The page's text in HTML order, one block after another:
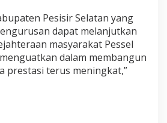
h
k
a
Pesisir Selatan yang
dapat melanjutkan
masyarakat Pessel
dalam membangun
prestasi terus meningkat,”